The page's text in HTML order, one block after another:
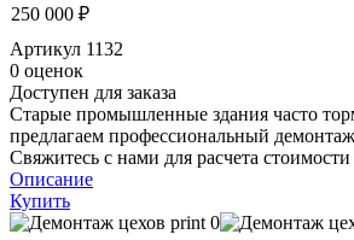
250 000 ₽
Артикул 1132
0 оценок
Доступен для заказа
Старые промышленные здания часто
предлагаем профессиональный
Свяжитесь с нами для расчета
Описание
Купить